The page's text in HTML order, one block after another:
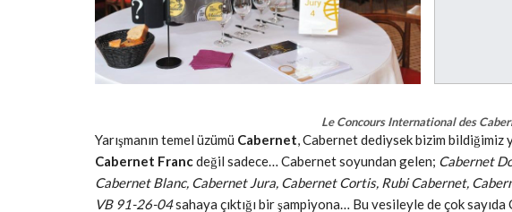
Le Concours International des
Yarışmanın temel üzümü Cabernet, Cabernet dediysek bizim bildiğimiz
Cabernet Francdeğil sadece… Cabernet soyundan gelen; Cabernet
Cabernet Blanc, Cabernet Jura, Cabernet Cortis, Rubi Cabernet,
VB 91-26-04sahaya çıktığı bir şampiyona… Bu vesileyle de çok